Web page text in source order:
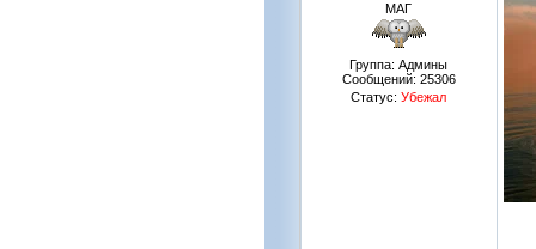
МАГ
Группа: Админы
Сообщений: 25306
Статус:Убежал